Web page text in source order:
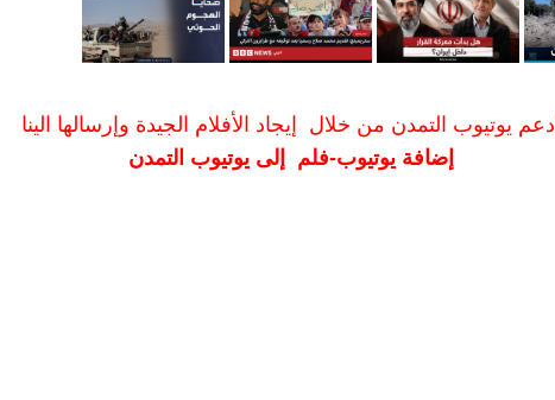
ادعم يوتيوب التمدن من خلال إيجاد الأفلام الجيدة وإرسالها الينا
إضافة يوتيوب-فلم إلى يوتيوب التمدن